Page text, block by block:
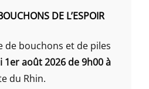
DE L’ESPOIR
de bouchons et de piles
1er août 2026 de 9h00 à
du Rhin.